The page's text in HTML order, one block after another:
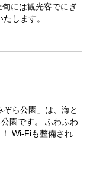
には観光客でにぎ
します。
ら公園」は、海と
園です。 ふわふわ
Wi-Fiも整備され